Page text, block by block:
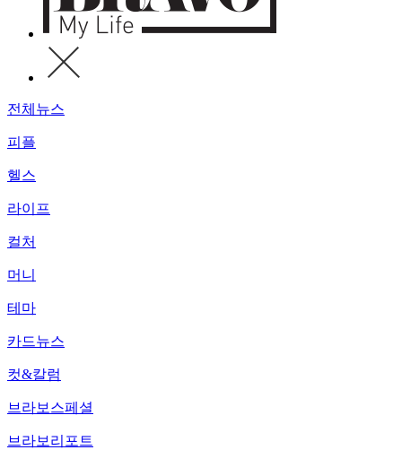
전체뉴스
피플
헬스
라이프
컬처
머니
테마
카드뉴스
컷&칼럼
브라보스페셜
브라보리포트